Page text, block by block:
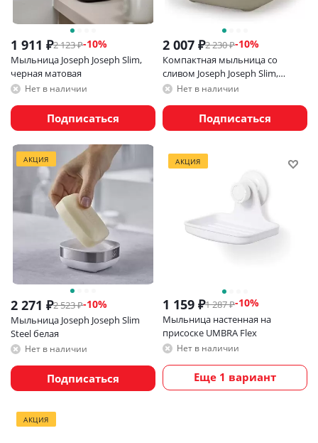
1 911 ₽2 123₽-10%
Мыльница Joseph Joseph Slim,
черная матовая
Нет в наличии
Подписаться
2 007 ₽2 230₽-10%
Компактная мыльница со
сливом Joseph Joseph Slim,
бежевая
Нет в наличии
Подписаться
АКЦИЯ
2 271 ₽2 523₽-10%
Мыльница Joseph Joseph Slim
Steel белая
Нет в наличии
Подписаться
АКЦИЯ
1 159 ₽1 287₽-10%
Мыльница настенная на
присоске UMBRA Flex
Нет в наличии
Еще 1 вариант
АКЦИЯ